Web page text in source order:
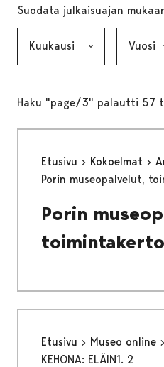
Suodata julkaisuajan
Haku "page/3" palautti 57
Etusivu Kokoelmat
Porin museopalvelut,
Porin
Etusivu Museo online
KEHONA: ELÄIN1. 2